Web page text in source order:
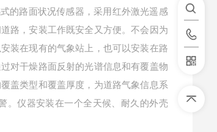
的路面状况传感器，采用红外激光遥感
路，安装工作既安全又方便。不会因为
装在现有的气象站上，也可以安装在路
对干燥路面反射的光谱信息和有覆盖物
盖类型和覆盖厚度，为道路气象信息系
。仪器安装在一个全天候、耐久的外壳